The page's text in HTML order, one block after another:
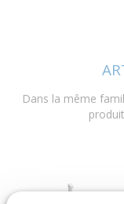
Dans la même